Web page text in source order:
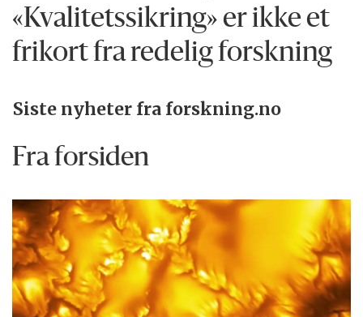
«Kvalitetssikring» er ikke et
frikort fra redelig forskning
Siste nyheter fra forskning.no
Fra forsiden